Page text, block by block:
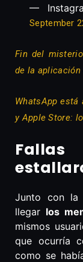
—
September
Fin del
de la aplicación
WhatsApp está
y Apple Store:
Junto con la
llegar los
mismos
que ocurría
como se